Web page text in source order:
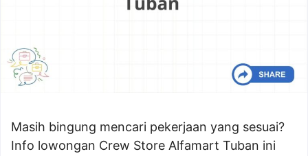
Masih bingung mencari pekerjaan yang sesuai?
Info lowongan Crew Store Alfamart Tuban ini